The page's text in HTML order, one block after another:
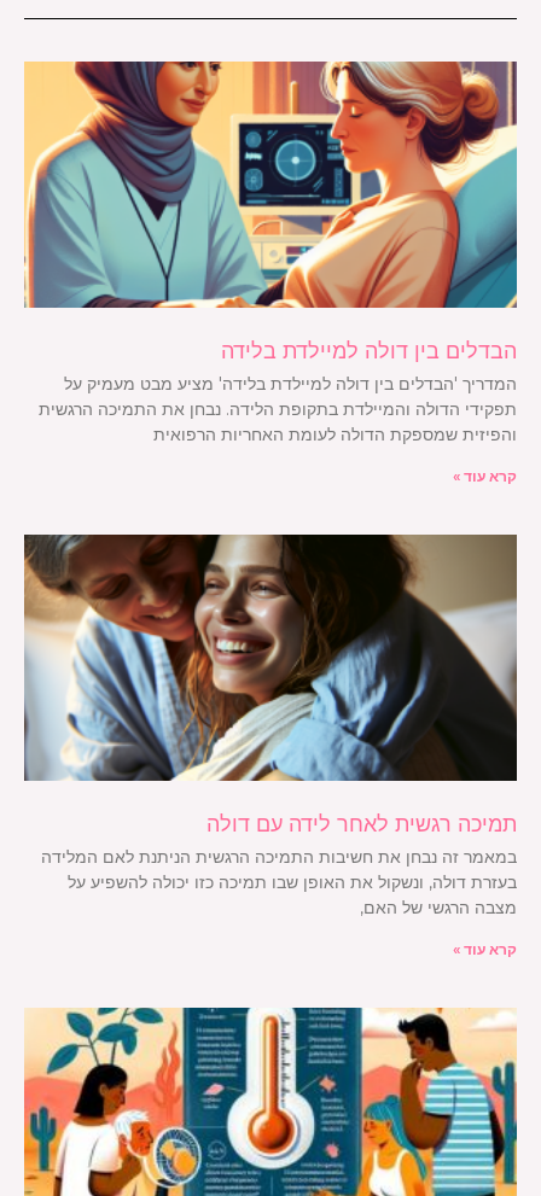
הבדלים בין דולה למיילדת בלידה
המדריך 'הבדלים בין דולה למיילדת בלידה' מציע מבט מעמיק על
תפקידי הדולה והמיילדת בתקופת הלידה. נבחן את התמיכה הרגשית
והפיזית שמספקת הדולה לעומת האחריות הרפואית
קרא עוד »
תמיכה רגשית לאחר לידה עם דולה
במאמר זה נבחן את חשיבות התמיכה הרגשית הניתנת לאם המלידה
בעזרת דולה, ונשקול את האופן שבו תמיכה כזו יכולה להשפיע על
מצבה הרגשי של האם,
קרא עוד »